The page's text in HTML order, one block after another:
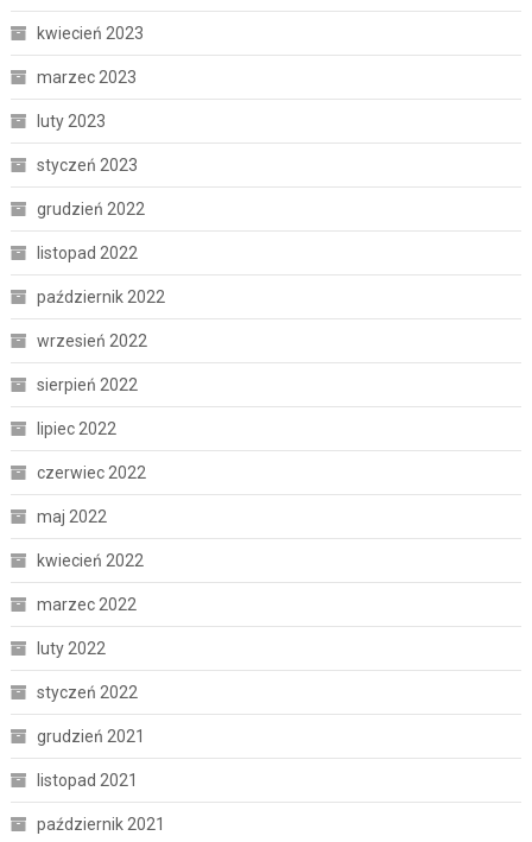
kwiecień 2023
marzec 2023
luty 2023
styczeń 2023
grudzień 2022
listopad 2022
październik 2022
wrzesień 2022
sierpień 2022
lipiec 2022
czerwiec 2022
maj 2022
kwiecień 2022
marzec 2022
luty 2022
styczeń 2022
grudzień 2021
listopad 2021
październik 2021